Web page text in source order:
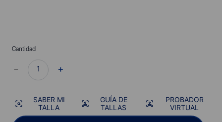
Cantidad
＋
－
SABER MI
TALLA
GUÍA DE
TALLAS
PROBADOR
VIRTUAL